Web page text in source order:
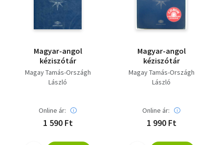
Szótár, nyelvkönyv
Tankönyv, segédkönyv
Társadalomtudomány
Természettudomány
Magyar-angol
kéziszótár
Magay Tamás-Országh
László
Online ár:
1 590 Ft
Magyar-angol
kéziszótár
Magay Tamás-Országh
László
Online ár:
1 990 Ft